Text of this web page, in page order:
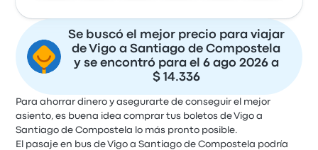
Se buscó el mejor precio para viajar
de Vigo a Santiago de Compostela
y se encontró para el 6 ago 2026 a
$ 14.336
Para ahorrar dinero y asegurarte de conseguir el mejor
asiento, es buena idea comprar tus boletos de Vigo a
Santiago de Compostela lo más pronto posible.
El pasaje en bus de Vigo a Santiago de Compostela podría